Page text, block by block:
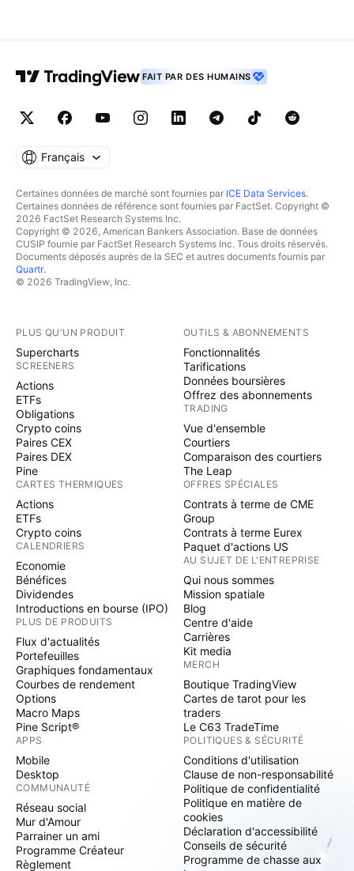
FAIT PAR DES HUMAINS
Français
Certaines données de marché sont fournies par ICE Data Services.
Certaines données de référence sont fournies par FactSet. Copyright ©
2026 FactSet Research Systems Inc.
Copyright © 2026, American Bankers Association. Base de données
CUSIP fournie par FactSet Research Systems Inc. Tous droits réservés.
Documents déposés auprès de la SEC et autres documents fournis par
Quartr.
© 2026 TradingView, Inc.
PLUS QU'UN PRODUIT
Supercharts
SCREENERS
Actions
ETFs
Obligations
Crypto coins
Paires CEX
Paires DEX
Pine
CARTES THERMIQUES
Actions
ETFs
Crypto coins
CALENDRIERS
Economie
Bénéfices
Dividendes
Introductions en bourse (IPO)
PLUS DE PRODUITS
Flux d'actualités
Portefeuilles
Graphiques fondamentaux
Courbes de rendement
Options
Macro Maps
Pine Script®
APPS
Mobile
Desktop
COMMUNAUTÉ
Réseau social
Mur d'Amour
Parrainer un ami
Programme Créateur
Règlement
OUTILS & ABONNEMENTS
Fonctionnalités
Tarifications
Données boursières
Offrez des abonnements
TRADING
Vue d'ensemble
Courtiers
Comparaison des courtiers
The Leap
OFFRES SPÉCIALES
Contrats à terme de CME
Group
Contrats à terme Eurex
Paquet d'actions US
AU SUJET DE L'ENTREPRISE
Qui nous sommes
Mission spatiale
Blog
Centre d'aide
Carrières
Kit media
MERCH
Boutique TradingView
Cartes de tarot pour les
traders
Le C63 TradeTime
POLITIQUES & SÉCURITÉ
Conditions d'utilisation
Clause de non-responsabilité
Politique de confidentialité
Politique en matière de
cookies
Déclaration d'accessibilité
Conseils de sécurité
Programme de chasse aux